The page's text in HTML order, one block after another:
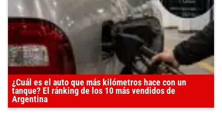
¿Cuál es el auto que más kilómetros hace con un
tanque? El ránking de los 10 más vendidos de
Argentina